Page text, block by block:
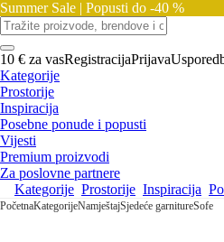
Summer Sale | Popusti do -40 %
10 € za vasRegistracijaPrijava
Kategorije
Prostorije
Inspiracija
Posebne ponude i popusti
Vijesti
Premium proizvodi
Za poslovne partnere
Kategorije Prostorije Inspiracija
PočetnaKategorijeNamještajSjedeće garnitureSofe